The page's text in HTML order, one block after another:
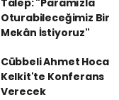
Talep: "Paramızla
Oturabileceğimiz Bir
Mekân İstiyoruz"
Cübbeli Ahmet Hoca
Kelkit'te Konferans
Verecek